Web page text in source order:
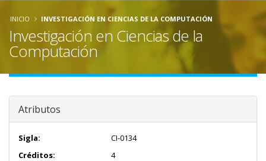
INICIO INVESTIGACIÓN EN CIENCIAS DE LA COMPUTACIÓN
Investigación en Ciencias de la
Computación
Atributos
Sigla:
CI-0134
Créditos:
4